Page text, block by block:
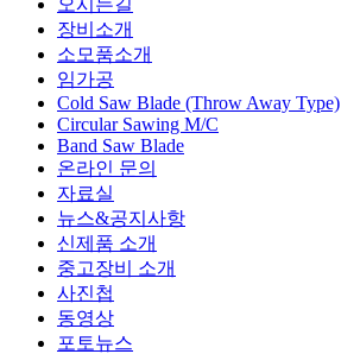
장비소개
소모품소개
임가공
Cold Saw Blade (Throw Away Type)
Circular Sawing M/C
Band Saw Blade
온라인 문의
자료실
뉴스&공지사항
신제품 소개
중고장비 소개
사진첩
동영상
포토뉴스